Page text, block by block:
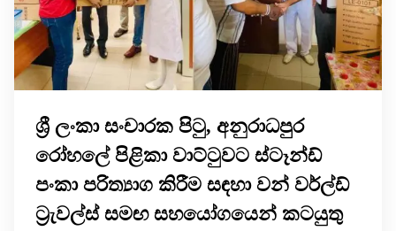
ශ්‍රී ලංකා සංචාරක පිටු, අනුරාධපුර
රෝහලේ පිළිකා වාට්ටුවට ස්ටෑන්ඩ්
පංකා පරිත්‍යාග කිරීම සඳහා වන් වර්ල්ඩ්
ට්‍රැවල්ස් සමඟ සහයෝගයෙන් කටයුතු